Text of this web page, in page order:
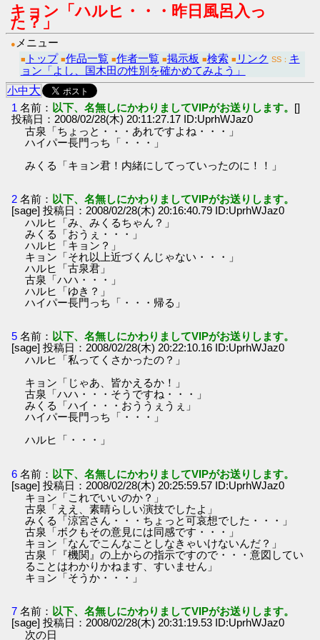
キョン「ハルヒ・・・昨日風呂入っ
た？」
● メニュー
■ トップ ■作品一覧 ■作者一覧 ■掲示板 ■検索 ■ リンク SS： キ
ョン「よし、国木田の性別を確かめてみよう」
小中大
1 名前： 以下、名無しにかわりましてVIPがお送りします。 []
投稿日：2008/02/28(木) 20:11:27.17 ID:UprhWJaz0
古泉「ちょっと・・・あれですよね・・・」
ハイパー長門っち「・・・」
みくる「キョン君！内緒にしてっていったのに！！」
2 名前： 以下、名無しにかわりましてVIPがお送りします。
[sage] 投稿日：2008/02/28(木) 20:16:40.79 ID:UprhWJaz0
ハルヒ「み、みくるちゃん？」
みくる「おうぇ・・・」
ハルヒ「キョン？」
キョン「それ以上近づくんじゃない・・・」
ハルヒ「古泉君」
古泉「ハハ・・・」
ハルヒ「ゆき？」
ハイパー長門っち「・・・帰る」
5 名前： 以下、名無しにかわりましてVIPがお送りします。
[sage] 投稿日：2008/02/28(木) 20:22:10.16 ID:UprhWJaz0
ハルヒ「私ってくさかったの？」
キョン「じゃあ、皆かえるか！」
古泉「ハハ・・・そうですね・・・」
みくる「ハイ・・・おううぇうぇ」
ハイパー長門っち「・・・」
ハルヒ「・・・」
6 名前： 以下、名無しにかわりましてVIPがお送りします。
[sage] 投稿日：2008/02/28(木) 20:25:59.57 ID:UprhWJaz0
キョン「これでいいのか？」
古泉「ええ、素晴らしい演技でしたよ」
みくる「涼宮さん・・・ちょっと可哀想でした・・・」
古泉「ボクもその意見には同感です・・・」
キョン「なんでこんなことしなきゃいけないんだ？」
古泉「『機関』の上からの指示ですので・・・意図してい
ることはわかりかねます、すいません」
キョン「そうか・・・」
7 名前： 以下、名無しにかわりましてVIPがお送りします。
[sage] 投稿日：2008/02/28(木) 20:31:19.53 ID:UprhWJaz0
次の日